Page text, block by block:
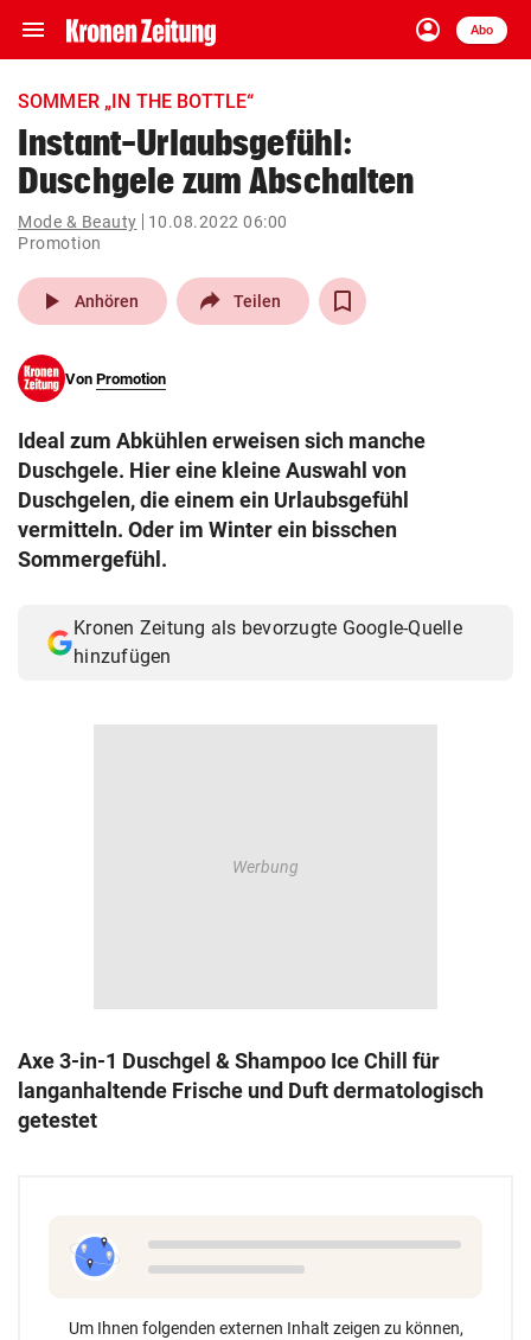
menu Navigation
ein-/ausklappen
account_circle
Anmelden
Abo
close Schließen
account_circle Anmelden
arrow_right
pin_drop
Wien
bookmark Merkliste
Suchbegriff
eingeben
© Krone Multimedia GmbH & Co KG 2026
SOMMER „IN THE BOTTLE“
Instant-Urlaubsgefühl:
Duschgele zum Abschalten
Mode & Beauty
10.08.2022 06:00
Promotion
play_arrow Anhören Teilen
Von Promotion
Ideal zum Abkühlen erweisen sich manche
Duschgele. Hier eine kleine Auswahl von
Duschgelen, die einem ein Urlaubsgefühl
vermitteln. Oder im Winter ein bisschen
Sommergefühl.
Kronen Zeitung als bevorzugte Google-Quelle
hinzufügen
Axe 3-in-1 Duschgel & Shampoo Ice Chill für
langanhaltende Frische und Duft dermatologisch
getestet
Um Ihnen folgenden externen Inhalt zeigen zu können,